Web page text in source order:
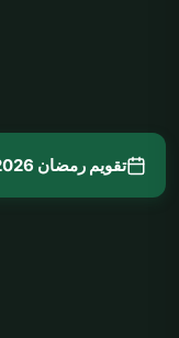
تقويم رمضان Brühl 2026